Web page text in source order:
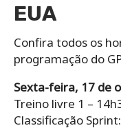
EUA
Confira todos os
programação do
Sexta-feira, 17 de
Treino livre 1 –
Classificação